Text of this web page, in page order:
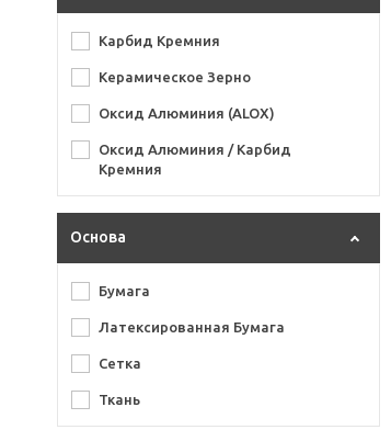
SiaWat
VX-Ceramic
VX-Red
Карбид Кремния
Керамическое Зерно
Оксид Алюминия (ALOX)
Оксид Алюминия / Карбид
Кремния
Основа
Бумага
Латексированная Бумага
Сетка
Ткань